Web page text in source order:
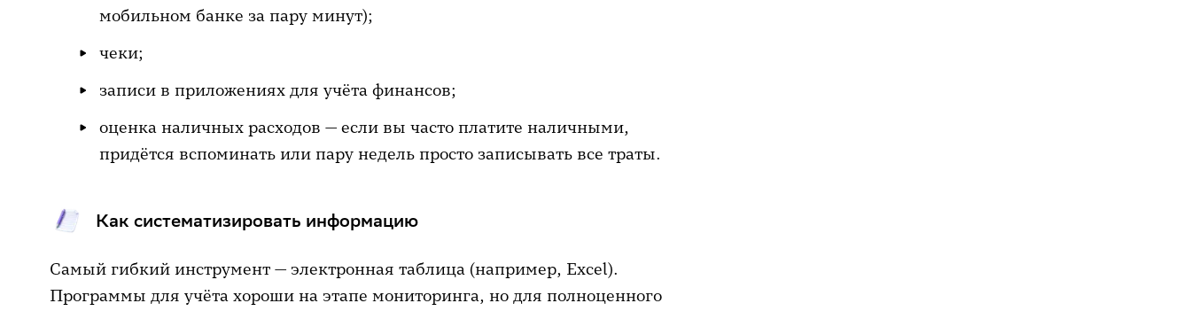
мобильном банке за пару минут);
чеки;
записи в приложениях для учёта финансов;
оценка наличных расходов — если вы часто платите наличными,
придётся вспоминать или пару недель просто записывать все траты.
Как систематизировать информацию
Самый гибкий инструмент — электронная таблица (например, Excel).
Программы для учёта хороши на этапе мониторинга, но для полноценного